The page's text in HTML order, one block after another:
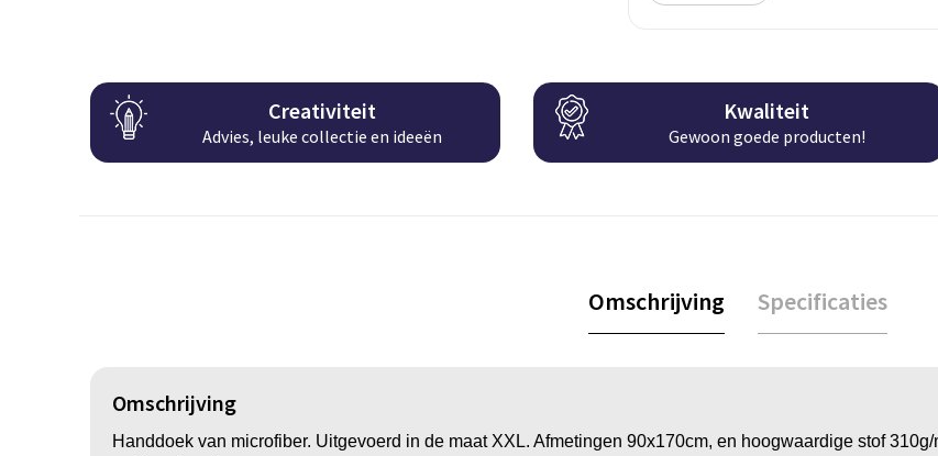
Creativiteit
Advies, leuke collectie en ideeën
Kwaliteit
Gewoon goede producten!
Omschrijving Specificaties
Omschrijving
Handdoek van microfiber. Uitgevoerd in de maat XXL. Afmetingen 90x170cm, en hoogwaardige stof